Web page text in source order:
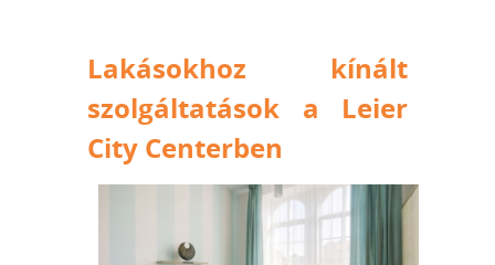
Lakásokhoz kínált
szolgáltatások a Leier
City Centerben